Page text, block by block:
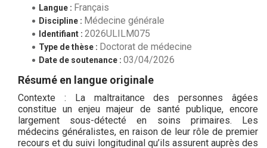
Langue : Français
Discipline : Médecine générale
Identifiant : 2026ULILM075
Type de thèse : Doctorat de médecine
Date de soutenance : 03/04/2026
Résumé en langue originale
Contexte : La maltraitance des personnes âgées
constitue un enjeu majeur de santé publique, encore
largement sous-détecté en soins primaires. Les
médecins généralistes, en raison de leur rôle de premier
recours et du suivi longitudinal qu’ils assurent auprès des